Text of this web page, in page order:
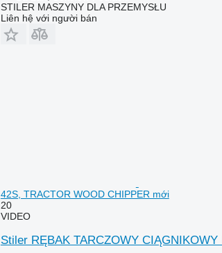
STILER MASZYNY DLA PRZEMYSŁU
Liên hệ với người bán
42S, TRACTOR WOOD CHIPPER mới
20
VIDEO
Stiler RĘBAK TARCZOWY